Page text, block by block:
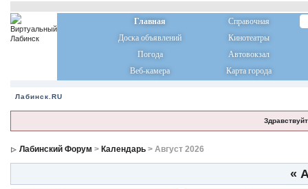
Главная
Справочная
Доска объявлений
Кинотеатры
Погода
Автовокзал
Веб-камера
Карта города
Лабинск.RU
Лабинский Форум > Календарь> Август 2026
«